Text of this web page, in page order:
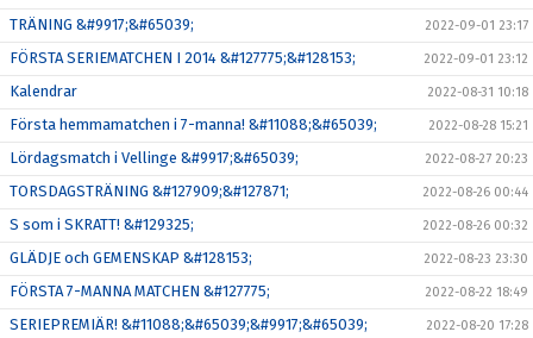
TRÄNING &#9917;&#65039; 2022-09-01 23:17
FÖRSTA SERIEMATCHEN I 2014 &#127775;&#128153; 2022-09-01 23:12
Kalendrar 2022-08-31 10:18
Första hemmamatchen i 7-manna! &#11088;&#65039; 2022-08-28 15:21
Lördagsmatch i Vellinge &#9917;&#65039; 2022-08-27 20:23
TORSDAGSTRÄNING &#127909;&#127871; 2022-08-26 00:44
S som i SKRATT! &#129325; 2022-08-26 00:32
GLÄDJE och GEMENSKAP &#128153; 2022-08-23 23:30
FÖRSTA 7-MANNA MATCHEN &#127775; 2022-08-22 18:49
SERIEPREMIÄR! &#11088;&#65039;&#9917;&#65039; 2022-08-20 17:28